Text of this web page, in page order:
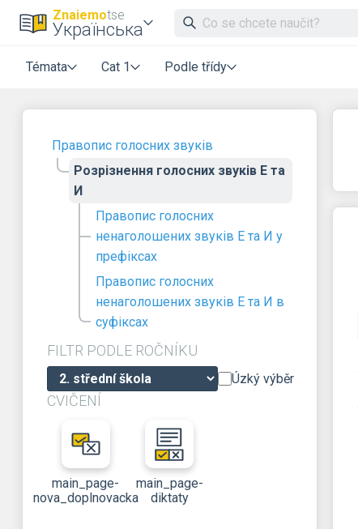
Znaiemotse
Українська
Témata Cat 1 Podle třídy
Правопис голосних звуків
Розрізнення голосних звуків Е та
И
Правопис голосних
ненаголошених звуків Е та И у
префіксах
Правопис голосних
ненаголошених звуків Е та И в
суфіксах
FILTR PODLE ROČNÍKU
Úzký výběr
CVIČENÍ
main_page-
nova_doplnovacka
main_page-
diktaty